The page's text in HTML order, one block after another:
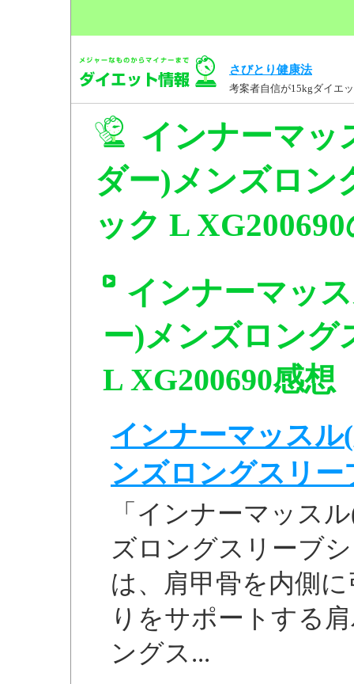
さびとり健康法
考案者自信が15kgダイエ
インナーマッ
ダー)メンズロン
ック L
インナーマッ
ー)メンズロング
L XG200690感想
インナーマッス
ンズロングスリー
「インナーマッス
ズロングスリーブ
は、肩甲骨を内側
りをサポートする
ングス...